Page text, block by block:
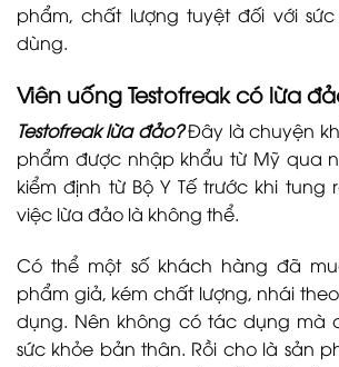
phẩm, chất lượng tuyệt đối với
dùng.
Viên uống Testofreak có lừa
Testofreak lừa đảo?Đây là chuyện
phẩm được nhập khẩu từ Mỹ qua
kiểm định từ Bộ Y Tế trước khi tung
việc lừa đảo là không thể.
Có thể một số khách hàng đã
phẩm giả, kém chất lượng, nhái
dụng. Nên không có tác dụng mà
sức khỏe bản thân. Rồi cho là sản